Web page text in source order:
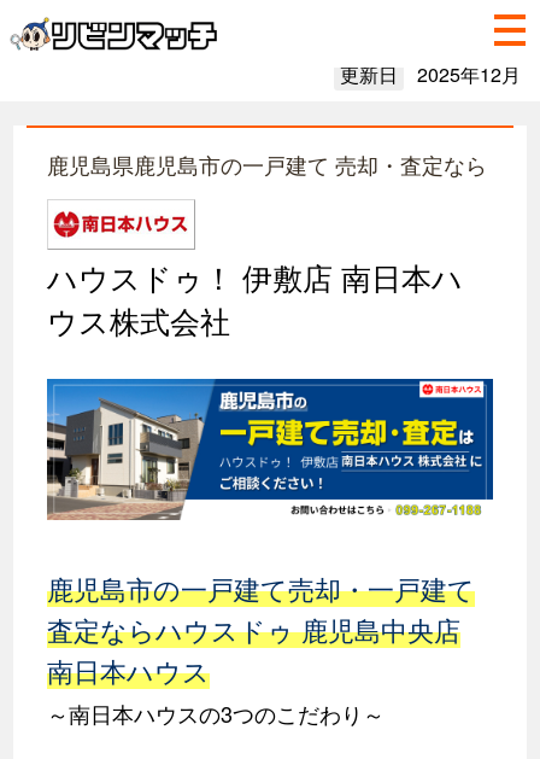
更新日 2025年12月
鹿児島県鹿児島市の一戸建て 売却・査定なら
ハウスドゥ！ 伊敷店 南日本ハ
ウス株式会社
鹿児島市の一戸建て売却・一戸建て
査定ならハウスドゥ 鹿児島中央店
南日本ハウス
～南日本ハウスの3つのこだわり～